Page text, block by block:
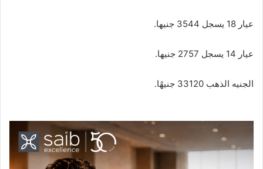
عيار 18 يسجل 3544 جنيها.
عيار 14 يسجل 2757 جنيها.
الجنيه الذهب 33120 جنيهًا.